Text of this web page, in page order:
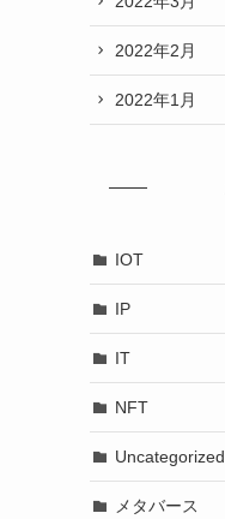
2022年2月
2022年1月
IOT
IP
IT
NFT
Uncategorized
メタバース